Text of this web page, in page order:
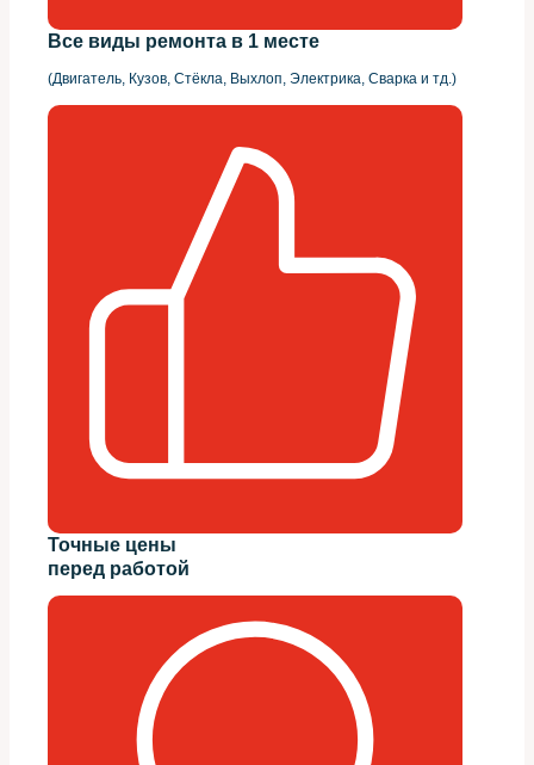
Все виды ремонта в 1 месте
(Двигатель, Кузов, Стёкла, Выхлоп, Электрика, Сварка и тд.)
Точные цены
перед работой